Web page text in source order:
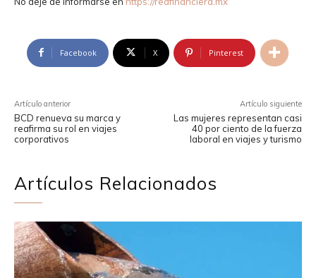
Facebook X Pinterest
Artículo anterior
BCD renueva su marca y
reafirma su rol en viajes
corporativos
Artículo siguiente
Las mujeres representan casi
40 por ciento de la fuerza
laboral en viajes y turismo
Artículos Relacionados